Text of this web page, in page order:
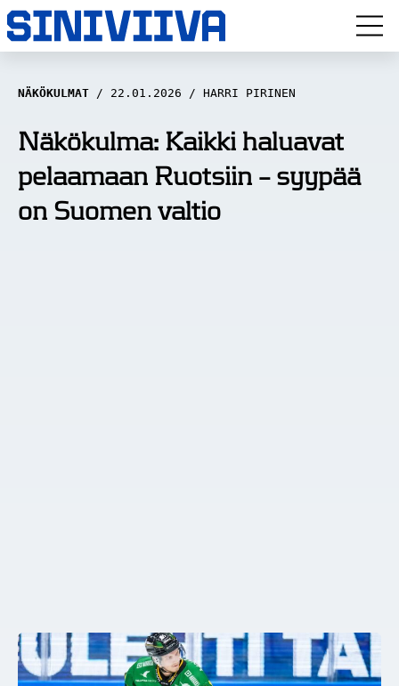
LUUVITONEN
HAASTATTELUT
NÄKÖKULMAT
ANALYYSIT
NÄKÖKULMAT 22.01.2026 HARRI PIRINEN
Näkökulma: Kaikki haluavat
pelaamaan Ruotsiin – syypää
on Suomen valtio